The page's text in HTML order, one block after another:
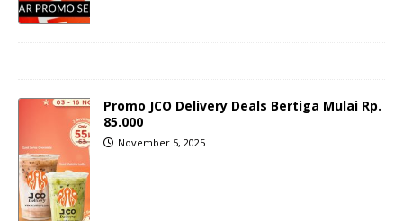
Promo JCO Delivery Deals Bertiga Mulai Rp.
85.000
November 5, 2025